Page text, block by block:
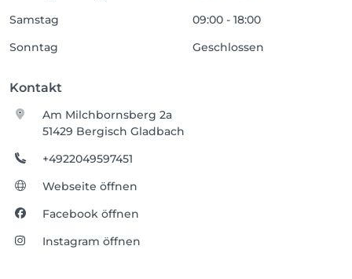
Samstag
09:00 - 18:00
Sonntag
Geschlossen
Kontakt
Am Milchbornsberg 2a
51429 Bergisch Gladbach
+4922049597451
Webseite öffnen
Facebook öffnen
Instagram öffnen